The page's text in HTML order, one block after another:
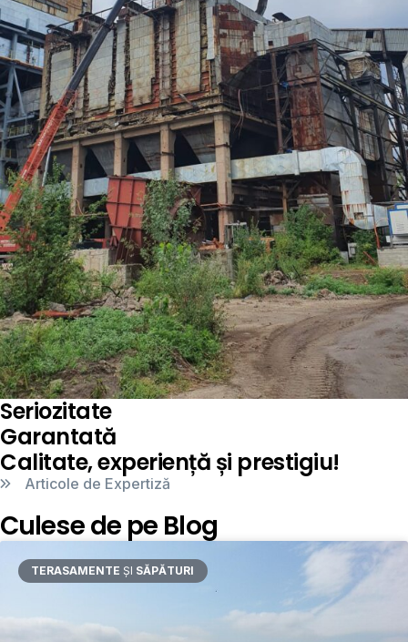
Seriozitate
Garantată
Calitate, experiență și prestigiu!
Articole de Expertiză
Culese de pe Blog
TERASAMENTE ȘI SĂPĂTURI